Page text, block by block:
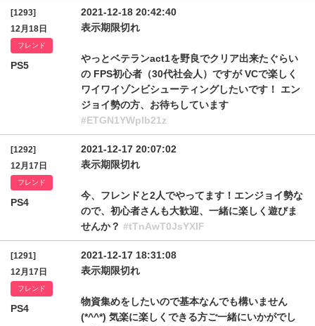
[1293]
12月18日
フレンド
PS5
2021-12-18 20:42:40
表示期限切れ
やっとベテランact1を野良でクリア出来たぐらい
の FPS初心者（30代社会人）ですが VCで楽しく
ワイワイゾンビシューティングしたいです！ エン
ジョイ勢の方、お待ちしています
#ETGN1YWplb21z
[1292]
12月17日
フレンド
PS4
2021-12-17 20:07:02
表示期限切れ
今、フレンドと2人でやってます！エンジョイ勢な
ので、初心者さんも大歓迎、一緒に楽しく遊びま
せんか？ #tTnAwT0JsYXlF
[1291]
12月17日
フレンド
PS4
2021-12-17 18:31:08
表示期限切れ
物資集めをしたいので基本なんでも構いません
(*^^*) 気楽に楽しくできる方ご一緒にいかがでし